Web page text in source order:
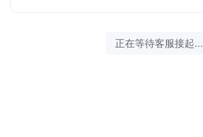
正在等待客服接起...